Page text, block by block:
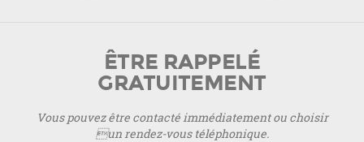
ÊTRE RAPPELÉ
GRATUITEMENT
Vous pouvez être contacté immédiatement ou choisir
un rendez-vous téléphonique.